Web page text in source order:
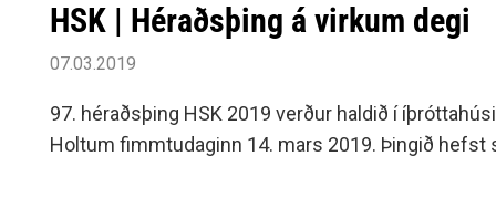
Æfingagjöld
Selfoss
Jafnréttisáætlun Umf. Selfoss
Persónuverndarstefna Umf.
Selfoss
HSK | Héraðsþing á virkum degi
07.03.2019
97. héraðsþing HSK 2019 verður haldið í
Holtum fimmtudaginn 14. mars 2019. Þingið hefst